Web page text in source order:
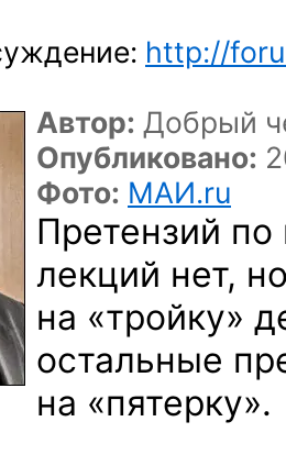
http://
Автор: Добрый
Опубликовано:
Фото: МАИ.ru
Претензий по
лекций нет,
на «тройку»
остальные
на «пятерку».